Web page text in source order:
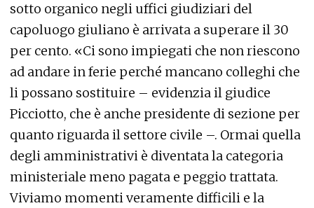
sotto organico negli uffici giudiziari del
capoluogo giuliano è arrivata a superare il 30
per cento. «Ci sono impiegati che non riescono
ad andare in ferie perché mancano colleghi che
li possano sostituire – evidenzia il giudice
Picciotto, che è anche presidente di sezione per
quanto riguarda il settore civile –. Ormai quella
degli amministrativi è diventata la categoria
ministeriale meno pagata e peggio trattata.
Viviamo momenti veramente difficili e la